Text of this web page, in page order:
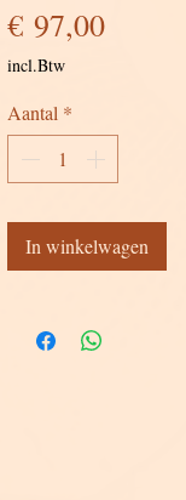
€ 97,00Prijs
incl.Btw
Aantal *
In winkelwagen